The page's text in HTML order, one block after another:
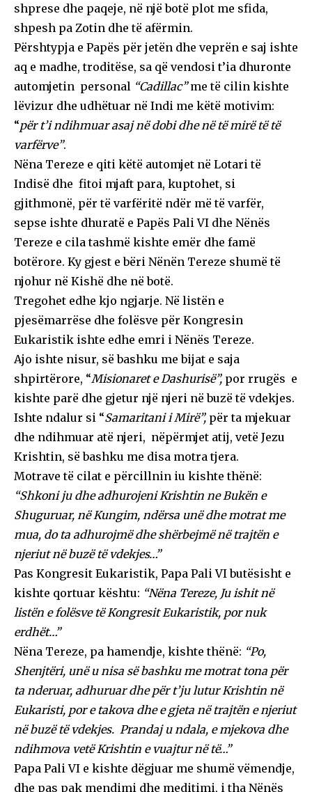
shprese dhe paqeje, në një botë plot me sfida,
shpesh pa Zotin dhe të afërmin.
Përshtypja e Papës për jetën dhe veprën e saj ishte
aq e madhe, troditëse, sa që vendosi t’ia dhuronte
automjetin personal “Cadillac”me të cilin kishte
lëvizur dhe udhëtuar në Indi me këtë motivim:
“për t’i ndihmuar asaj në dobi dhe në të mirë të të
varfërve”.
Nëna Tereze e qiti këtë automjet në Lotari të
Indisë dhe fitoi mjaft para, kuptohet, si
gjithmonë, për të varfëritë ndër më të varfër,
sepse ishte dhuratë e Papës Pali VI dhe Nënës
Tereze e cila tashmë kishte emër dhe famë
botërore. Ky gjest e bëri Nënën Tereze shumë të
njohur në Kishë dhe në botë.
Tregohet edhe kjo ngjarje. Në listën e
pjesëmarrëse dhe folësve për Kongresin
Eukaristik ishte edhe emri i Nënës Tereze.
Ajo ishte nisur, së bashku me bijat e saja
shpirtërore, “Misionaret e Dashurisë”, por rrugës e
kishte parë dhe gjetur një njeri në buzë të vdekjes.
Ishte ndalur si “Samaritani i Mirë”, për ta mjekuar
dhe ndihmuar atë njeri, nëpërmjet atij, vetë Jezu
Krishtin, së bashku me disa motra tjera.
Motrave të cilat e përcillnin iu kishte thënë:
“Shkoni ju dhe adhurojeni Krishtin ne Bukën e
Shuguruar, në Kungim, ndërsa unë dhe motrat me
mua, do ta adhurojmë dhe shërbejmë në trajtën e
njeriut në buzë të vdekjes…”
Pas Kongresit Eukaristik, Papa Pali VI butësisht e
kishte qortuar kështu: “Nëna Tereze, Ju ishit në
listën e folësve të Kongresit Eukaristik, por nuk
erdhët…”
Nëna Tereze, pa hamendje, kishte thënë: “Po,
Shenjtëri, unë u nisa së bashku me motrat tona për
ta nderuar, adhuruar dhe për t’ju lutur Krishtin në
Eukaristi, por e takova dhe e gjeta në trajtën e njeriut
në buzë të vdekjes. Prandaj u ndala, e mjekova dhe
ndihmova vetë Krishtin e vuajtur në të…”
Papa Pali VI e kishte dëgjuar me shumë vëmendje,
dhe pas pak mendimi dhe meditimi, i tha Nënës